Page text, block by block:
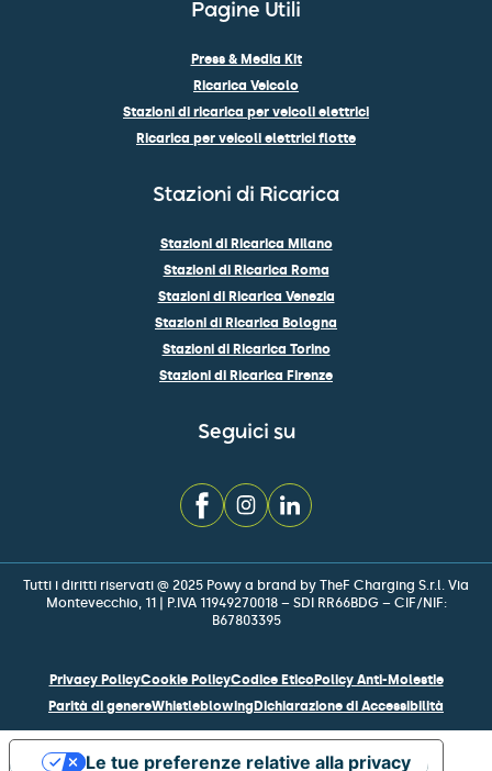
Pagine Utili
Press & Media Kit
Ricarica Veicolo
Stazioni di ricarica per veicoli elettrici
Ricarica per veicoli elettrici flotte
Stazioni di Ricarica
Stazioni di Ricarica Milano
Stazioni di Ricarica Roma
Stazioni di Ricarica Venezia
Stazioni di Ricarica Bologna
Stazioni di Ricarica Torino
Stazioni di Ricarica Firenze
Seguici su
Tutti i diritti riservati @ 2025 Powy a brand by TheF Charging S.r.l. Via
Montevecchio, 11 | P.IVA 11949270018 – SDI RR66BDG – CIF/NIF:
B67803395
Privacy PolicyCookie PolicyCodice EticoPolicy Anti-Molestie
Parità di genereWhistleblowing Dichiarazione di Accessibilità
Le tue preferenze relative alla privacy